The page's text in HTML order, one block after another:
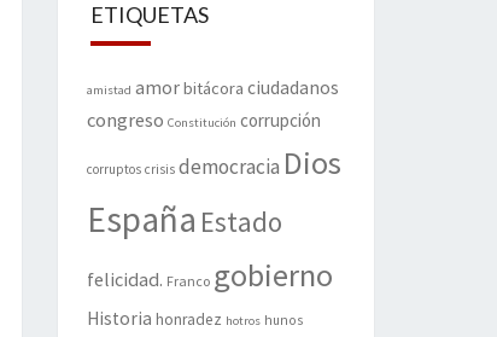
ETIQUETAS
amistad amorbitácora ciudadanos
congreso Constitución corrupción
corruptos crisis democracia Dios
España Estado
felicidad. Franco gobierno
Historia honradez hotros hunos